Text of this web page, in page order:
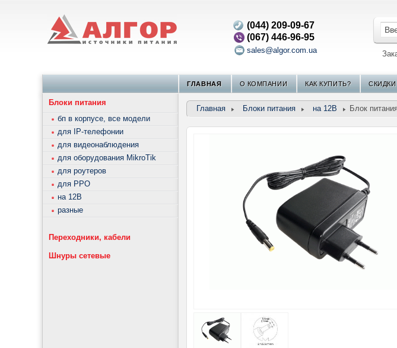
(044) 209-09-67
(067) 446-96-95
sales@algor.com.ua
ГЛАВНАЯ О КОМПАНИИ КАК КУПИТЬ? СКИДКИ
Главная Блоки питания на 12В Блок
Блоки питания
бп в корпусе, все модели
для IP-телефонии
для видеонаблюдения
для оборудования MikroTik
для роутеров
для РРО
на 12В
разные
Переходники, кабели
Шнуры сетевые